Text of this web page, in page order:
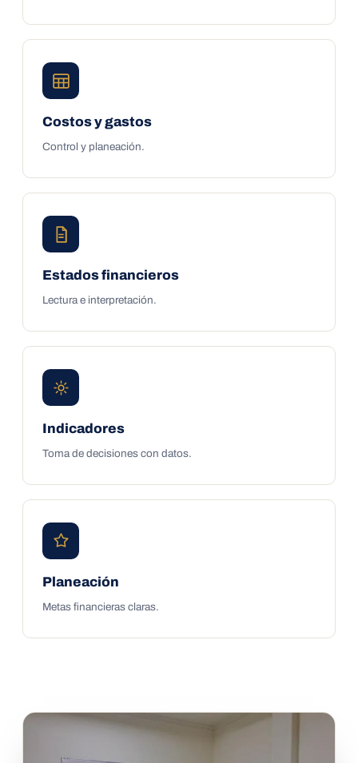
Costos y gastos
Control y planeación.
Estados financieros
Lectura e interpretación.
Indicadores
Toma de decisiones con datos.
Planeación
Metas financieras claras.